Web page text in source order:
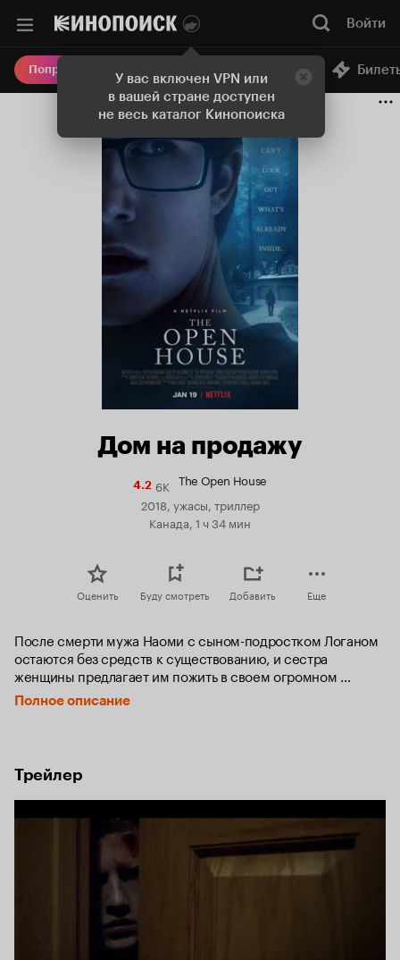
У вас включен VPN или
в вашей стране доступен
не весь каталог Кинопоиска
Войти
Попробовать Плюс Онлайн-кинотеатр
Дом на продажу
4.2Рейтинг
Кинопоиска
6K The Open House
2018, ужасы, триллер
Канада, 1 ч 34 мин
Оценить Буду смотреть Добавить Еще
После смерти мужа Наоми с сыном-подростком Логаном
остаются без средств к существованию, и сестра
женщины предлагает им пожить в своем огромном
особняке посреди леса. Дом выставлен на продажу,
поэтому новые жильцы должны периодически оставлять
некоторые странности жилища, что вскоре может выйти
им боком.
Полное описание
Трейлер